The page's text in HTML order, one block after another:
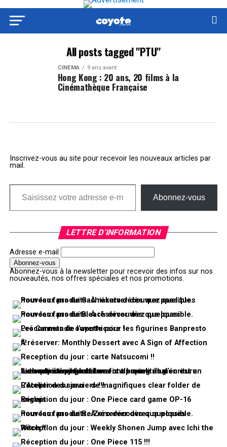
All posts tagged "PTU"
CINÉMA 9 ans avant
Hong Kong : 20 ans, 20 films à la
Cinémathèque Française
Inscrivez-vous au site pour recevoir les nouveaux articles par
mail.
Saisissez votre adresse e-mail…
Abonnez-vous
LETTRE D’INFORMATION
Adresse e-mail
Abonnez-vous à la newsletter pour recevoir des infos sur nos
nouveautés, nos offres spéciales et nos promotions.